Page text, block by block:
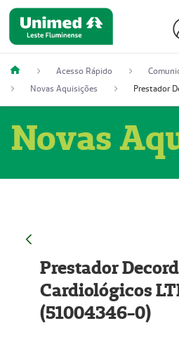
Acesso Rápido
Novas Aquisições
Novas
Prestador
Cardiológicos
(51004346-0)